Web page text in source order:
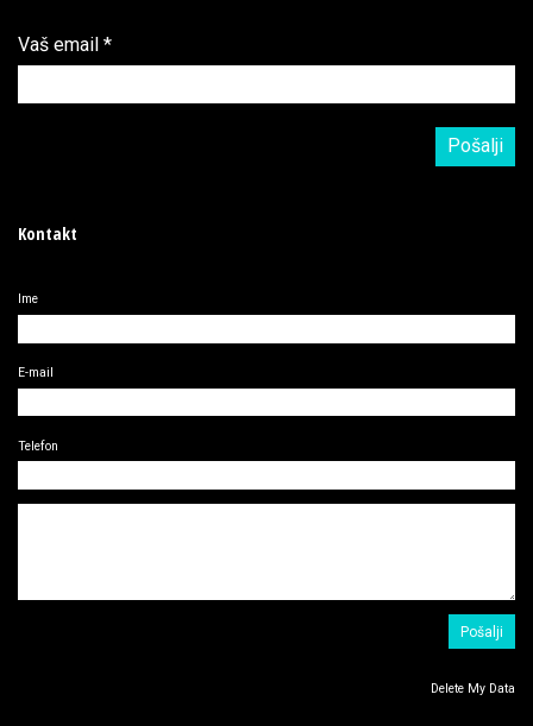
Vaš email *
Kontakt
Ime
E-mail
Telefon
Delete My Data